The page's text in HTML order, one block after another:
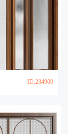
ID:234900